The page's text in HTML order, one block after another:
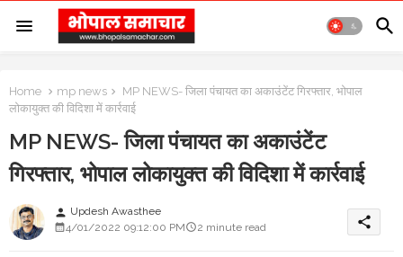
Home mp news
MP NEWS- जिला पंचायत का अकाउंटेंट गिरफ्तार, भोपाल
लोकायुक्त की विदिशा में कार्रवाई
MP NEWS- जिला पंचायत का अकाउंटेंट
गिरफ्तार, भोपाल लोकायुक्त की विदिशा में कार्रवाई
person Updesh Awasthee
4/01/2022 09:12:00 PM
2 minute read share